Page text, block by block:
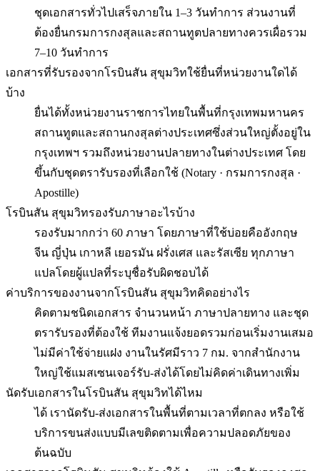
ชุดเอกสารทั่วไปเสร็จภายใน 1–3 วันทำการ ส่วนงานที่
ต้องยื่นกรมการกงสุลและสถานทูตปลายทางควรเผื่อรวม
7–10 วันทำการ
เอกสารที่รับรองจากโรบินสัน สุขุมวิทใช้ยื่นที่หน่วยงานใดได้
บ้าง
ยื่นได้ทั้งหน่วยงานราชการไทยในพื้นที่กรุงเทพมหานคร
สถานทูตและสถานกงสุลต่างประเทศซึ่งส่วนใหญ่ตั้งอยู่ใน
กรุงเทพฯ รวมถึงหน่วยงานปลายทางในต่างประเทศ โดย
ขึ้นกับชุดตรารับรองที่เลือกใช้ (Notary · กรมการกงสุล ·
Apostille)
โรบินสัน สุขุมวิทรองรับภาษาอะไรบ้าง
รองรับมากกว่า 60 ภาษา โดยภาษาที่ใช้บ่อยคืออังกฤษ
จีน ญี่ปุ่น เกาหลี เยอรมัน ฝรั่งเศส และรัสเซีย ทุกภาษา
แปลโดยผู้แปลที่ระบุชื่อรับผิดชอบได้
ค่าบริการของงานจากโรบินสัน สุขุมวิทคิดอย่างไร
คิดตามชนิดเอกสาร จำนวนหน้า ภาษาปลายทาง และชุด
ตรารับรองที่ต้องใช้ ทีมงานแจ้งยอดรวมก่อนเริ่มงานเสมอ
ไม่มีค่าใช้จ่ายแฝง งานในรัศมีราว 7 กม. จากสำนักงาน
ใหญ่ใช้แมสเซนเจอร์รับ-ส่งได้โดยไม่คิดค่าเดินทางเพิ่ม
นัดรับเอกสารในโรบินสัน สุขุมวิทได้ไหม
ได้ เรานัดรับ-ส่งเอกสารในพื้นที่ตามเวลาที่ตกลง หรือใช้
บริการขนส่งแบบมีเลขติดตามเพื่อความปลอดภัยของ
ต้นฉบับ